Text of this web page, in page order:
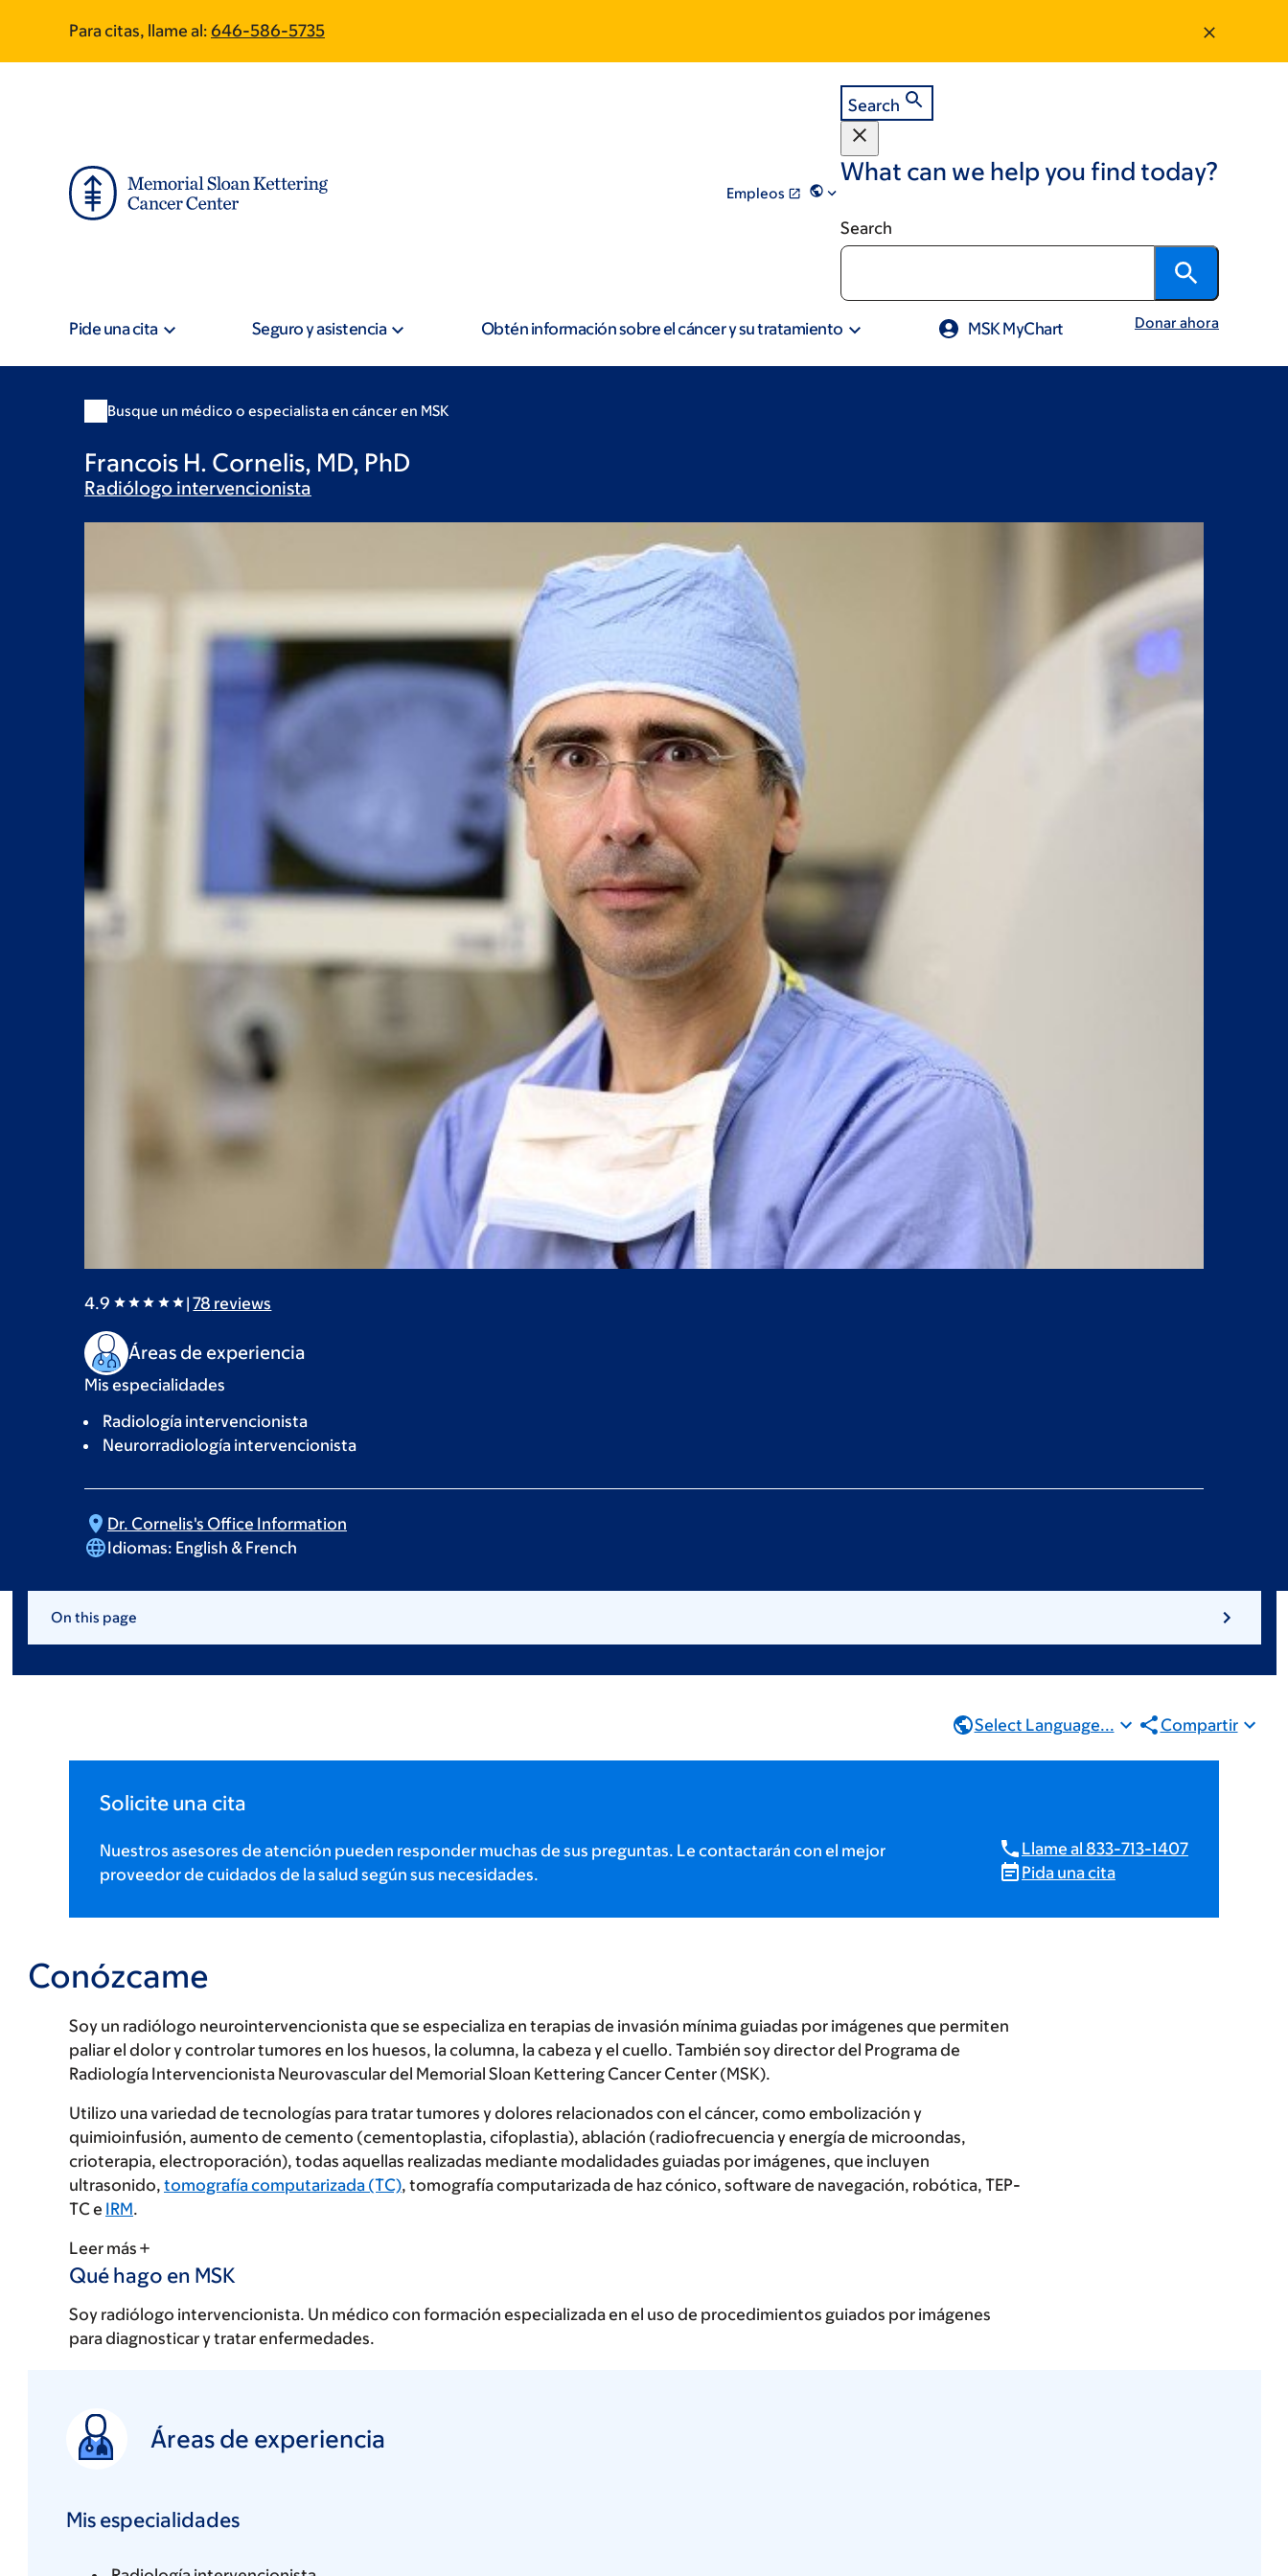
main
footer
Para citas, llame al: 646-586-5735
Empleos
Search
What can we help you find today?
Search
Pide una cita Seguro y asistencia Obtén información sobre el cáncer y su tratamiento MSK MyChart Donar ahora
Busque un médico o especialista en cáncer en MSK
Francois H. Cornelis, MD, PhD
Radiólogo intervencionista
4.9 |78 reviews
Áreas de experiencia
Mis especialidades
Radiología intervencionista
Neurorradiología intervencionista
Dr. Cornelis's Office Information
Idiomas: English & French
On this page
Select Language... Compartir
Solicite una cita
Nuestros asesores de atención pueden responder muchas de sus preguntas. Le contactarán con el mejor
proveedor de cuidados de la salud según sus necesidades.
Llame al 833-713-1407
Pida una cita
Conózcame
Soy un radiólogo neurointervencionista que se especializa en terapias de invasión mínima guiadas por imágenes que permiten
paliar el dolor y controlar tumores en los huesos, la columna, la cabeza y el cuello. También soy director del Programa de
Radiología Intervencionista Neurovascular del Memorial Sloan Kettering Cancer Center (MSK).
Utilizo una variedad de tecnologías para tratar tumores y dolores relacionados con el cáncer, como embolización y
quimioinfusión, aumento de cemento (cementoplastia, cifoplastia), ablación (radiofrecuencia y energía de microondas,
crioterapia, electroporación), todas aquellas realizadas mediante modalidades guiadas por imágenes, que incluyen
ultrasonido, tomografía computarizada (TC), tomografía computarizada de haz cónico, software de navegación, robótica, TEP-
TC e IRM.
Leer más
Qué hago en MSK
Soy radiólogo intervencionista. Un médico con formación especializada en el uso de procedimientos guiados por imágenes
para diagnosticar y tratar enfermedades.
Áreas de experiencia
Mis especialidades